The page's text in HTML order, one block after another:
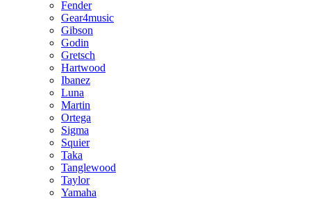
Fender
Gear4music
Gibson
Godin
Gretsch
Hartwood
Ibanez
Luna
Martin
Ortega
Sigma
Squier
Taka
Tanglewood
Taylor
Yamaha